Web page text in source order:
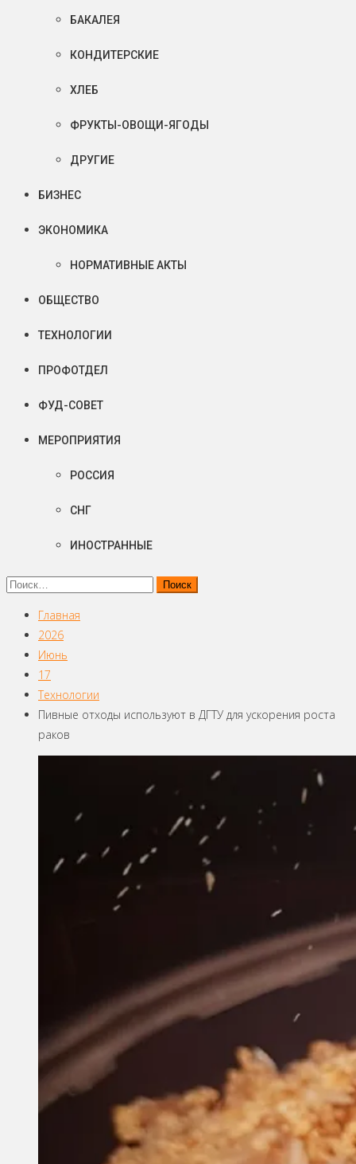
БАКАЛЕЯ
КОНДИТЕРСКИЕ
ХЛЕБ
ФРУКТЫ-ОВОЩИ-ЯГОДЫ
ДРУГИЕ
БИЗНЕС
ЭКОНОМИКА
НОРМАТИВНЫЕ АКТЫ
ОБЩЕСТВО
ТЕХНОЛОГИИ
ПРОФОТДЕЛ
ФУД-СОВЕТ
МЕРОПРИЯТИЯ
РОССИЯ
СНГ
ИНОСТРАННЫЕ
Найти:
Главная
2026
Июнь
17
Технологии
Пивные отходы используют в ДГТУ для ускорения роста
раков